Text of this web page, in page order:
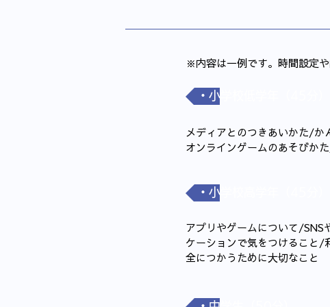
​※内容は一例です。時間設定
・小学校低学年（45分）
メディアとのつきあいかた/
オンラインゲームのあそびか
・小学校高学年（45分）
アプリやゲームについて/
ケーションで気をつけること
全につかうために大切なこと